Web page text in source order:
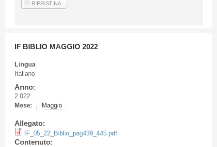
IF BIBLIO MAGGIO 2022
Lingua
Italiano
Anno:
2 022
Mese:
Maggio
Allegato:
IF_05_22_Biblio_pag439_445.pdf
Contenuto: